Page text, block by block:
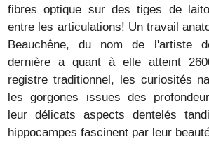
fibres optique sur des tiges de
entre les articulations! Un travail
Beauchêne, du nom de l'artiste
dernière a quant à elle atteint
registre traditionnel, les curiosités
les gorgones issues des
leur délicats aspects dentelés
hippocampes fascinent par leur